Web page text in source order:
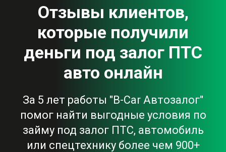
Отзывы клиентов,
которые получили
деньги под залог ПТС
авто онлайн
За 5 лет работы "B-Car Автозалог"
помог найти выгодные условия по
займу под залог ПТС, автомобиль
или спецтехнику более чем 900+